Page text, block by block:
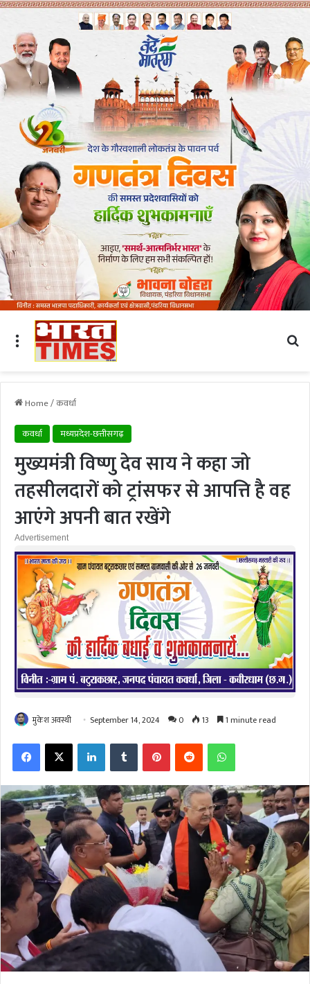
Menu
Home/कवर्धा
कवर्धा
मध्यप्रदेश-छत्तीसगढ़
मुख्यमंत्री विष्णु देव साय ने कहा जो
तहसीलदारों को ट्रांसफर से आपत्ति है वह
आएंगे अपनी बात रखेंगे
Advertisement
मुकेश अवस्थी September 14, 2024 0 13 1 minute read
FacebookX LinkedInTumblr PinterestReddit WhatsApp